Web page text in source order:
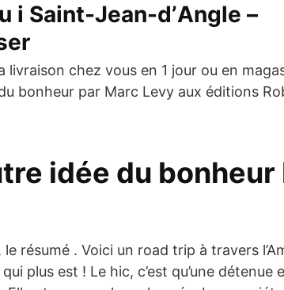
i Saint-Jean-dʼAngle –
livraison chez vous en 1 jour ou en
bonheur par Marc Levy aux éditions
idée du bonheur
résumé . Voici un road trip à travers
plus est ! Le hic, c’est qu’une détenue